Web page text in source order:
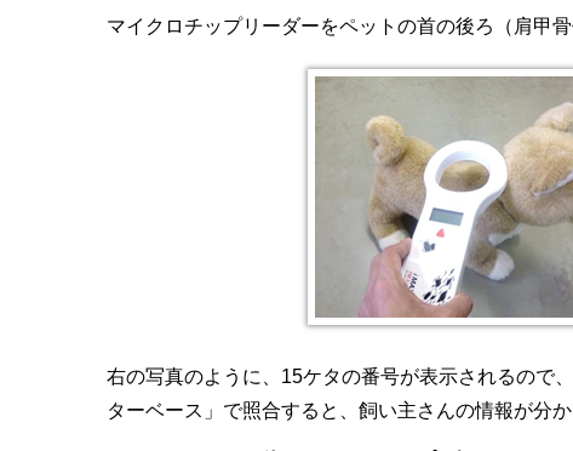
マイクロチップリーダーをペットの首の後ろ（肩甲
右の写真のように、15ケタの番号が表示されるので
ターベース」で照合すると、飼い主さんの情報が分か